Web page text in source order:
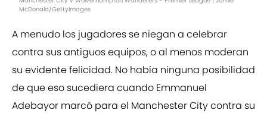
McDonald/GettyImages
A menudo los jugadores se niegan a celebrar
contra sus antiguos equipos, o al menos moderan
su evidente felicidad. No había ninguna posibilidad
de que eso sucediera cuando Emmanuel
Adebayor marcó para el Manchester City contra su